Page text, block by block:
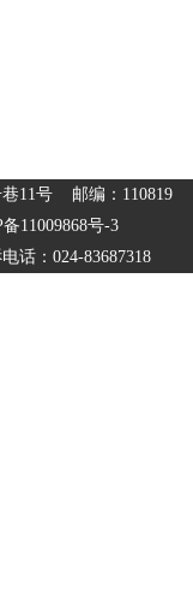
巷11号 邮编：110819
11009868号-3
话：024-83687318